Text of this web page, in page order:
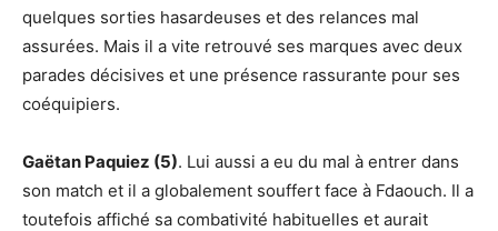
quelques sorties hasardeuses et des relances mal
assurées. Mais il a vite retrouvé ses marques avec deux
parades décisives et une présence rassurante pour ses
coéquipiers.
Gaëtan Paquiez (5). Lui aussi a eu du mal à entrer dans
son match et il a globalement souffert face à Fdaouch. Il a
toutefois affiché sa combativité habituelles et aurait